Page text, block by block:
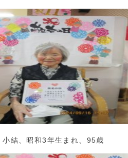
小結、昭和3年生まれ、95歳